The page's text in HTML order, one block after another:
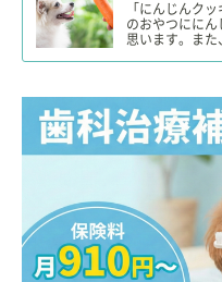
「にんじんク
のおやつににん
思います。また